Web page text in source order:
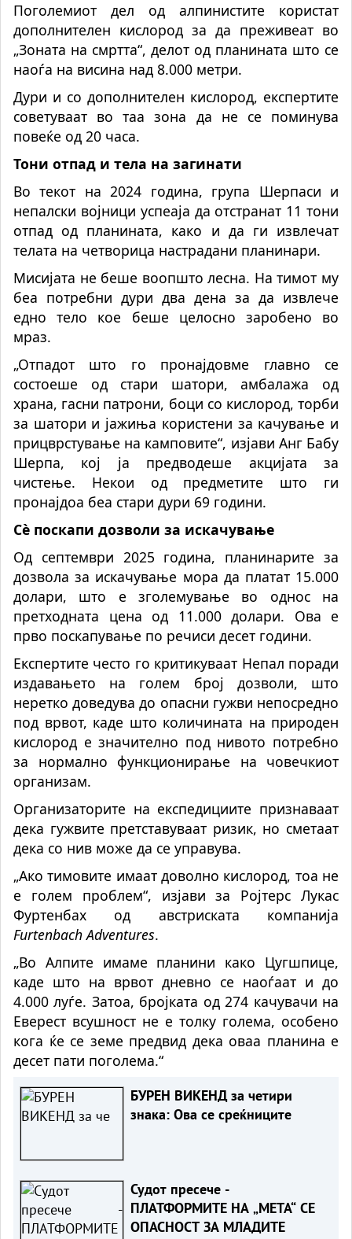
Поголемиот дел од алпинистите користат
дополнителен кислород за да преживеат во
„Зоната на смртта“, делот од планината што се
наоѓа на висина над 8.000 метри.
Дури и со дополнителен кислород, експертите
советуваат во таа зона да не се поминува
повеќе од 20 часа.
Тони отпад и тела на загинати
Во текот на 2024 година, група Шерпаси и
непалски војници успеаја да отстранат 11 тони
отпад од планината, како и да ги извлечат
телата на четворица настрадани планинари.
Мисијата не беше воопшто лесна. На тимот му
беа потребни дури два дена за да извлече
едно тело кое беше целосно заробено во
мраз.
„Отпадот што го пронајдовме главно се
состоеше од стари шатори, амбалажа од
храна, гасни патрони, боци со кислород, торби
за шатори и јажиња користени за качување и
прицврстување на камповите“, изјави Анг Бабу
Шерпа, кој ја предводеше акцијата за
чистење. Некои од предметите што ги
пронајдоа беа стари дури 69 години.
Сè поскапи дозволи за искачување
Од септември 2025 година, планинарите за
дозвола за искачување мора да платат 15.000
долари, што е зголемување во однос на
претходната цена од 11.000 долари. Ова е
прво поскапување по речиси десет години.
Експертите често го критикуваат Непал поради
издавањето на голем број дозволи, што
неретко доведува до опасни гужви непосредно
под врвот, каде што количината на природен
кислород е значително под нивото потребно
за нормално функционирање на човечкиот
организам.
Организаторите на експедициите признаваат
дека гужвите претставуваат ризик, но сметаат
дека со нив може да се управува.
„Ако тимовите имаат доволно кислород, тоа не
е голем проблем“, изјави за Ројтерс Лукас
Фуртенбах од австриската компанија
Furtenbach Adventures.
„Во Алпите имаме планини како Цугшпице,
каде што на врвот дневно се наоѓаат и до
4.000 луѓе. Затоа, бројката од 274 качувачи на
Еверест всушност не е толку голема, особено
кога ќе се земе предвид дека оваа планина е
десет пати поголема.“
БУРЕН ВИКЕНД за четири
знака: Ова се среќниците
Судот пресече -
ПЛАТФОРМИТЕ НА „МЕТА“ СЕ
ОПАСНОСТ ЗА МЛАДИТЕ